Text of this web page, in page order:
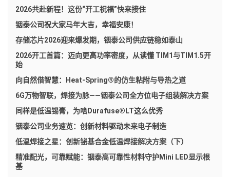
2026共赴新程！这份“开工祝福”快来接住
铟泰公司祝大家马年大吉，幸福安康！
存储芯片2026迎来爆发期，铟泰公司供应链稳如泰山
2026开工首篇：迈向更高功率密度，从读懂 TIM1与TIM1.5开
始
向自然借智慧：Heat-Spring®的仿生粘附与导热之道
6G万物智联，焊接为脉——铟泰公司全方位电子组装解决方案
同样是低温锡膏，为啥Durafuse®LT这么优秀
铟泰公司业务速览：创新材料驱动未来电子制造
低温焊接之星：创新铋基合金低温焊接解决方案（下）
精准配光，可靠赋能：铟泰高可靠性材料守护Mini LED显示根
基